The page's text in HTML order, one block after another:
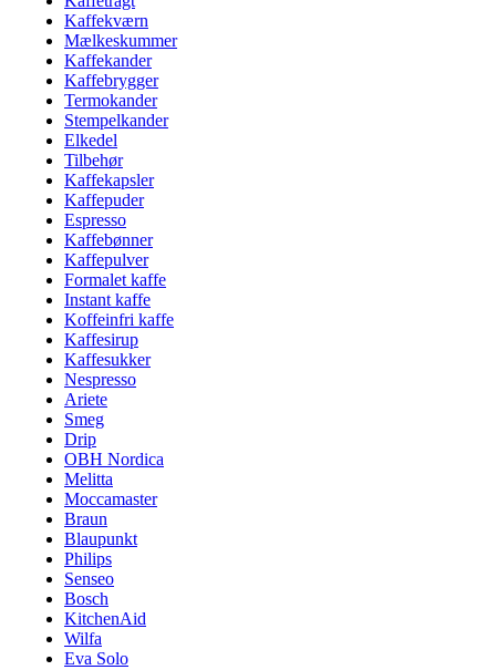
Kaffekværn
Mælkeskummer
Kaffekander
Kaffebrygger
Termokander
Stempelkander
Elkedel
Tilbehør
Kaffekapsler
Kaffepuder
Espresso
Kaffebønner
Kaffepulver
Formalet kaffe
Instant kaffe
Koffeinfri kaffe
Kaffesirup
Kaffesukker
Nespresso
Ariete
Smeg
Drip
OBH Nordica
Melitta
Moccamaster
Braun
Blaupunkt
Philips
Senseo
Bosch
KitchenAid
Wilfa
Eva Solo